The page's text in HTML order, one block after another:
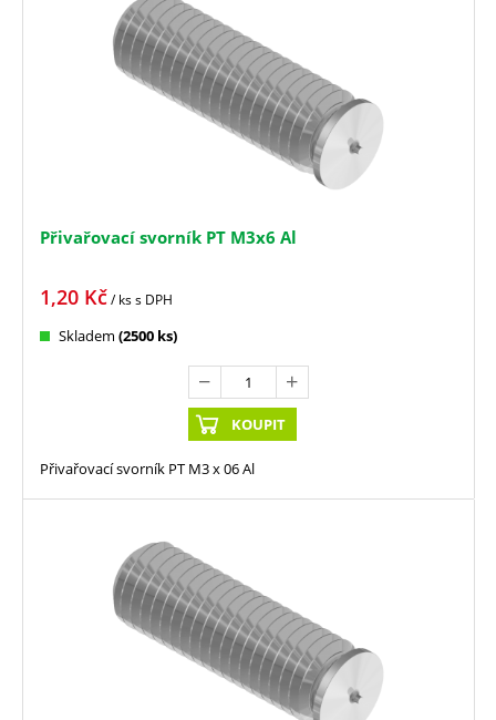
Přivařovací svorník PT M3x6 Al
1,20 Kč/ kss DPH
Skladem (2500 ks)
KOUPIT
Přivařovací svorník PT M3 x 06 Al